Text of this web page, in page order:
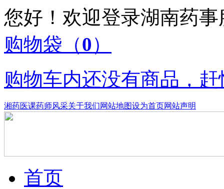
您好！欢迎登录湖南药
购物袋 （0）
购物车内还没有商品，
湘药医课药师风采关于我们网站地图设为首页网站声明
首页